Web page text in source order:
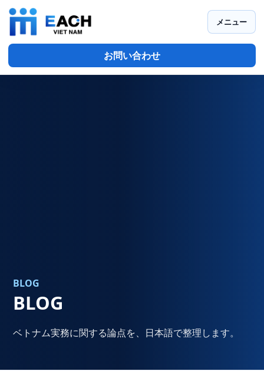
メニュー
お問い合わせ
BLOG
BLOG
ベトナム実務に関する論点を、日本語で整理します。